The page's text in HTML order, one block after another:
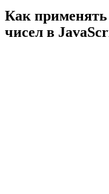
Как
чисел в